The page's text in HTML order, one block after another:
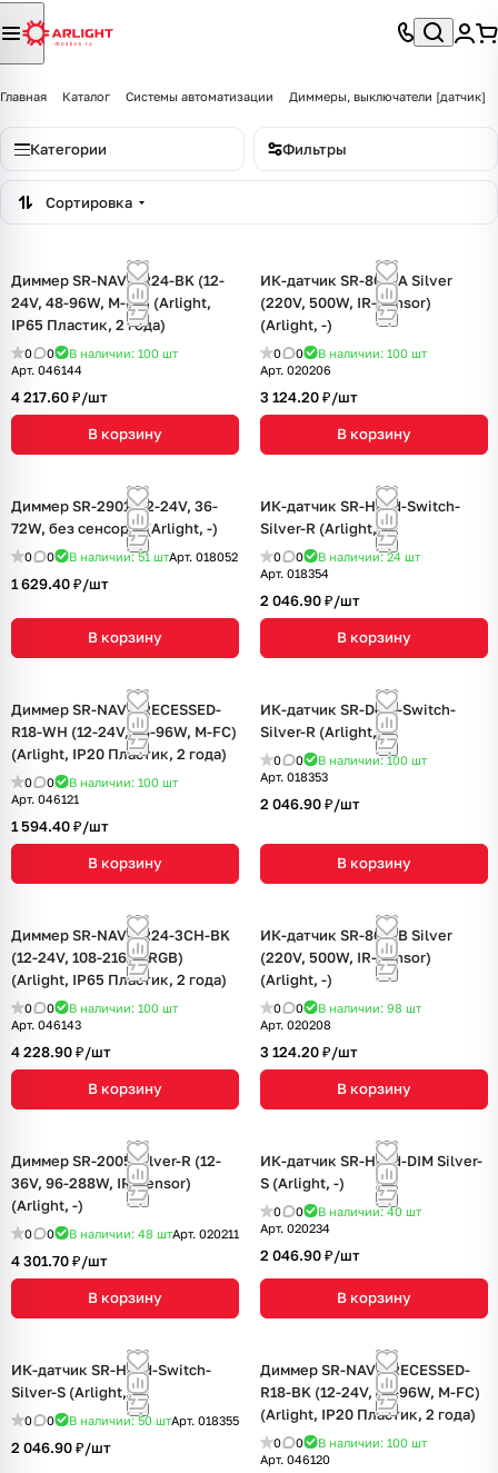
Главная Каталог Системы автоматизации Диммеры, выключатели [датчик]
Категории Фильтры
Сортировка
Диммер SR-NAVE-R24-BK (12-
24V, 48-96W, M-FC) (Arlight,
IP65 Пластик, 2 года)
0 0 В наличии: 100 шт
Арт. 046144
4 217.60 ₽/шт
В корзину
ИК-датчик SR-8001A Silver
(220V, 500W, IR-Sensor)
(Arlight, -)
0 0 В наличии: 100 шт
Арт. 020206
3 124.20 ₽/шт
В корзину
Диммер SR-2901 (12-24V, 36-
72W, без сенсора) (Arlight, -)
0 0 В наличии: 51 штАрт. 018052
1 629.40 ₽/шт
В корзину
ИК-датчик SR-Hand-Switch-
Silver-R (Arlight, -)
0 0 В наличии: 24 шт
Арт. 018354
2 046.90 ₽/шт
В корзину
Диммер SR-NAVE-RECESSED-
R18-WH (12-24V, 48-96W, M-FC)
(Arlight, IP20 Пластик, 2 года)
0 0 В наличии: 100 шт
Арт. 046121
1 594.40 ₽/шт
В корзину
ИК-датчик SR-Door-Switch-
Silver-R (Arlight, -)
0 0 В наличии: 100 шт
Арт. 018353
2 046.90 ₽/шт
В корзину
Диммер SR-NAVE-R24-3CH-BK
(12-24V, 108-216W, RGB)
(Arlight, IP65 Пластик, 2 года)
0 0 В наличии: 100 шт
Арт. 046143
4 228.90 ₽/шт
В корзину
ИК-датчик SR-8001B Silver
(220V, 500W, IR-Sensor)
(Arlight, -)
0 0 В наличии: 98 шт
Арт. 020208
3 124.20 ₽/шт
В корзину
Диммер SR-2005 Silver-R (12-
36V, 96-288W, IR-Sensor)
(Arlight, -)
0 0 В наличии: 48 штАрт. 020211
4 301.70 ₽/шт
В корзину
ИК-датчик SR-Hand-DIM Silver-
S (Arlight, -)
0 0 В наличии: 40 шт
Арт. 020234
2 046.90 ₽/шт
В корзину
ИК-датчик SR-Hand-Switch-
Silver-S (Arlight, -)
0 0 В наличии: 50 штАрт. 018355
2 046.90 ₽/шт
Диммер SR-NAVE-RECESSED-
R18-BK (12-24V, 48-96W, M-FC)
(Arlight, IP20 Пластик, 2 года)
0 0 В наличии: 100 шт
Арт. 046120